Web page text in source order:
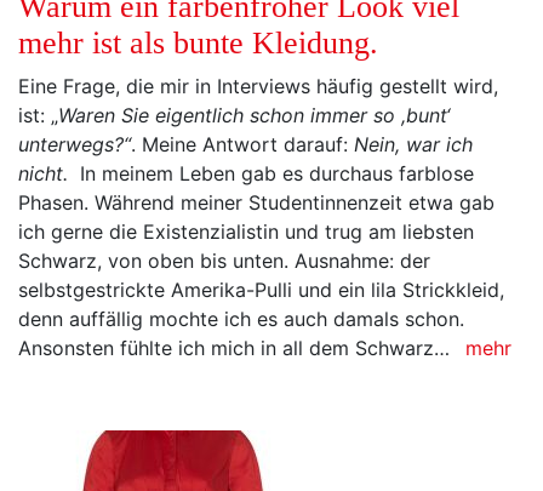
mehr ist als bunte Kleidung.
Eine Frage, die mir in Interviews häufig gestellt wird,
ist: „Waren Sie eigentlich schon immer so ,bunt‘
unterwegs?“. Meine Antwort darauf: Nein, war ich
nicht. In meinem Leben gab es durchaus farblose
Phasen. Während meiner Studentinnenzeit etwa gab
ich gerne die Existenzialistin und trug am liebsten
Schwarz, von oben bis unten. Ausnahme: der
selbstgestrickte Amerika-Pulli und ein lila Strickkleid,
denn auffällig mochte ich es auch damals schon.
Ansonsten fühlte ich mich in all dem Schwarz…
mehr